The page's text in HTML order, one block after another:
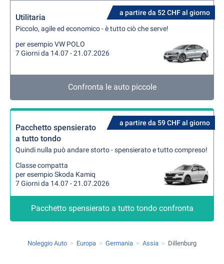
a partire da 52 CHF al giorno
Utilitaria
Piccolo, agile ed economico - è tutto ciò che serve!
per esempio VW POLO
7 Giorni da 14.07 - 21.07.2026
Confronta le auto piccole
a partire da 59 CHF al giorno
Pacchetto spensierato
a tutto tondo
Quindi nulla può andare storto - spensierato e tutto compreso!
Classe compatta
per esempio Skoda Kamiq
7 Giorni da 14.07 - 21.07.2026
Pacchetto spensierato a tutto tondo confronta
Noleggio Auto Europa Germania Assia Dillenburg